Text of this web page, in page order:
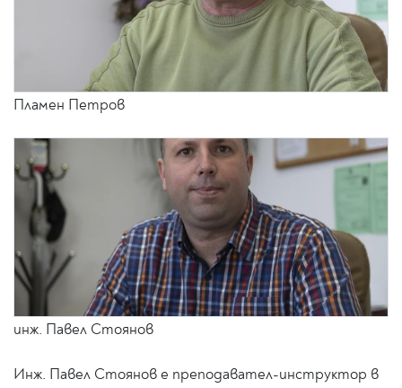
Пламен Петров
инж. Павел Стоянов
Инж. Павел Стоянов е преподавател-инструктор в